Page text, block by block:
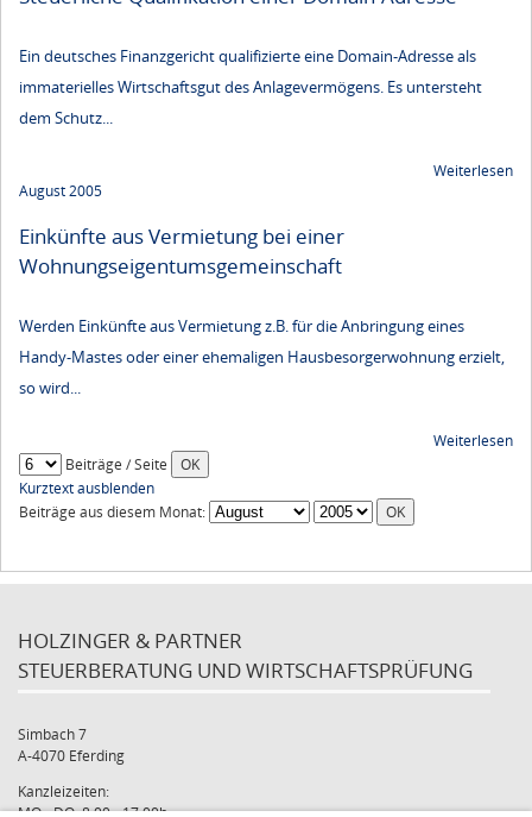
Ein deutsches Finanzgericht qualifizierte eine Domain-Adresse als
immaterielles Wirtschaftsgut des Anlagevermögens. Es untersteht
dem Schutz...
Weiterlesen
August 2005
Einkünfte aus Vermietung bei einer
Wohnungseigentumsgemeinschaft
Werden Einkünfte aus Vermietung z.B. für die Anbringung eines
Handy-Mastes oder einer ehemaligen Hausbesorgerwohnung erzielt,
so wird...
Weiterlesen
Beiträge / Seite
Kurztext ausblenden
Beiträge aus diesem Monat:
HOLZINGER & PARTNER
STEUERBERATUNG UND WIRTSCHAFTSPRÜFUNG
Simbach 7
A-4070 Eferding
Kanzleizeiten:
MO - DO: 8:00 - 17:00h